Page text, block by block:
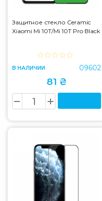
Защитное стекло Ceramic
Xiaomi Mi 10T/Mi 10T Pro Black
В НАЛИЧИИ 09602
81 ₴